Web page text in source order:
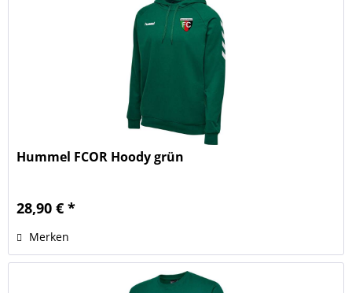
Hummel FCOR Hoody grün
28,90 € *
Merken